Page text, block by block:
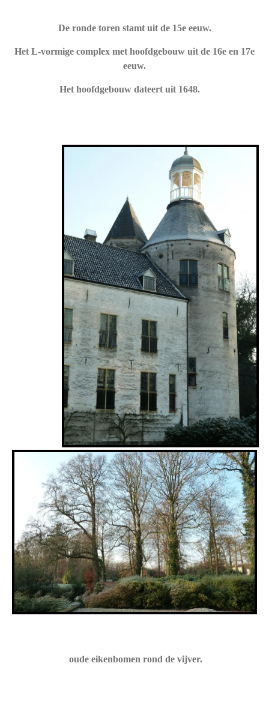
De ronde toren stamt uit de 15e eeuw.
Het L-vormige complex met hoofdgebouw uit de 16e en 17e
eeuw.
Het hoofdgebouw dateert uit 1648.
oude eikenbomen rond de vijver.